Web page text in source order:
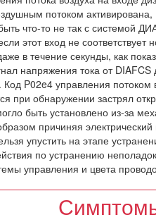
потоком
что-то не так с системой
этот вход не
в течение секунды, как
напряжения тока от
P02e4 управления потоком
при обнаружении застрял
быть установлено из-за
причиняя
упустить на этапе
по устранению
управления и цвета